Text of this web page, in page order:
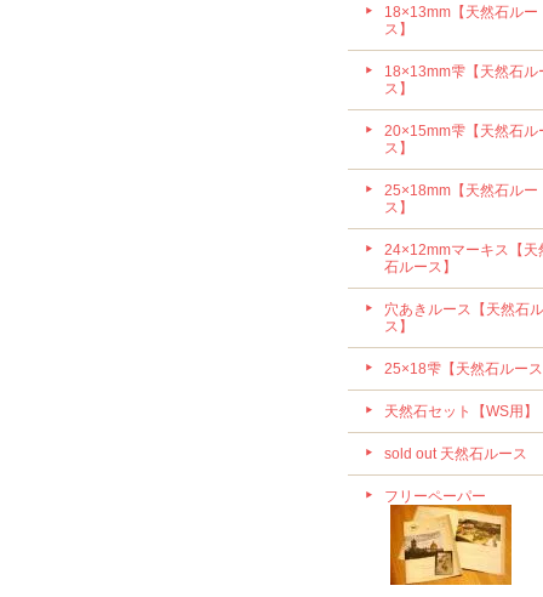
18×13mm【天然石ルー
ス】
18×13mm雫【天然石ル
ス】
20×15mm雫【天然石ル
ス】
25×18mm【天然石ルー
ス】
24×12mmマーキス【天
石ルース】
穴あきルース【天然石
ス】
25×18雫【天然石ルース
天然石セット【WS用】
sold out 天然石ルース
フリーペーパー